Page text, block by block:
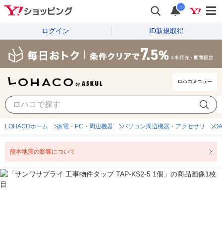
i
ログイン ID新規取得
ロハコメニュー
LOHACOホーム 家電・PC・周辺機器 パソコン周辺機器・アクセサリ
熊本地震の影響について